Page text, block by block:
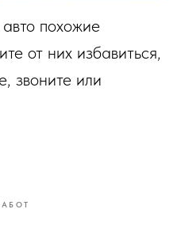
похожие
от них избавиться,
звоните или